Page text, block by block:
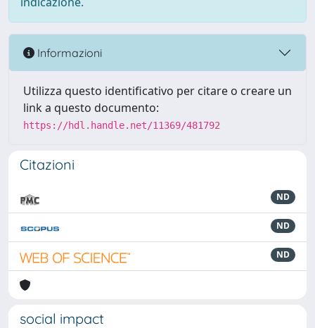
Informazioni
Utilizza questo identificativo per citare o creare un
link a questo documento:
https://hdl.handle.net/11369/481792
Citazioni
ND
ND
ND
social impact